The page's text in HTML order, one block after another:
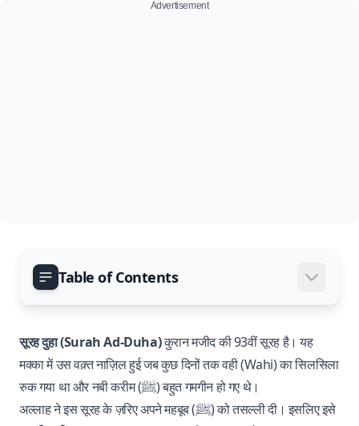
Advertisement
Table of Contents
सूरह दुहा (Surah Ad-Duha)कुरान मजीद की 93वीं सूरह है। यह
मक्का में उस वक़्त नाज़िल हुई जब कुछ दिनों तक वही (Wahi) का सिलसिला
रुक गया था और नबी करीम (ﷺ) बहुत गमगीन हो गए थे।
अल्लाह ने इस सूरह के ज़रिए अपने महबूब (ﷺ) को तसल्ली दी। इसलिए इसे